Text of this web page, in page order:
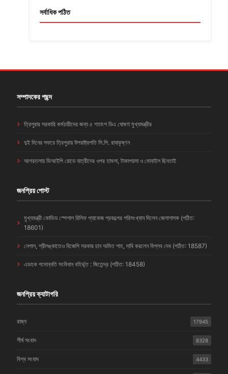
সর্বাধিক পঠিত
সম্পাদকের পছন্দ
ত্রিপুরার সরকারি কর্মচারীদের জন্য ৫ শতাংশ ডিএ ঘোষণা মুখ্যমন্ত্রীর
দুই দিনের সফরে ত্রিপুরায় উপরাষ্ট্রপতি সি.পি. রাধাকৃষ্ণন
আগরতলায় ভিআইপি রোডে যাত্রীদের ওপর হামলা, টাকাপয়সা ও মোবাইল ছিনতাই
জনপ্রিয় পোস্ট
মুখ্যমন্ত্রী কোভিড স্পেশাল রিলিফ প্যাকেজ প্রকল্পের পরিসংখ্যান দিলেন জেলাশাসক (পঠিত:
18601)
নেপাল, শ্রীলঙ্কাতেও বিজেপি সরকার চান অমিত শাহ, দাবি করলেন বিপ্লব দেব (পঠিত: 18587)
এডহক পদোন্নতি সংবিধান বহির্ভূত : জিতেন্দ্র (পঠিত: 18458)
জনপ্রিয় ক্যাটাগরি
রাজ্য 17945
শীর্ষ সংবাদ 8328
বিশ্ব সংবাদ 4433